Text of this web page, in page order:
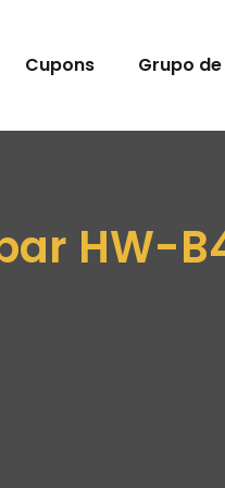
Cupons Grupo
HW-